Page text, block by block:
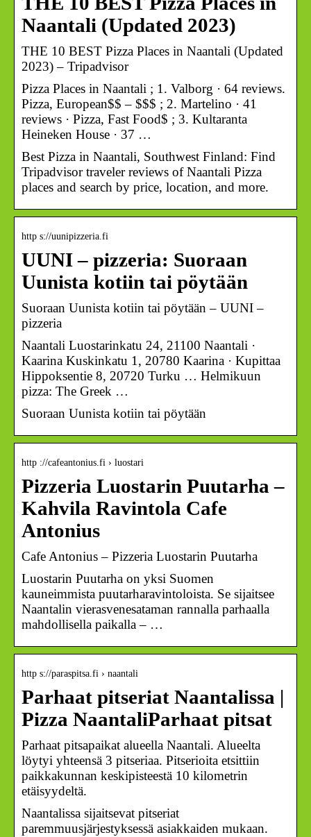
Naantali (Updated 2023)
THE 10 BEST Pizza Places in Naantali (Updated
2023) – Tripadvisor
Pizza Places in Naantali ; 1. Valborg · 64 reviews.
Pizza, European$$ – $$$ ; 2. Martelino · 41
reviews · Pizza, Fast Food$ ; 3. Kultaranta
Heineken House · 37 …
Best Pizza in Naantali, Southwest Finland: Find
Tripadvisor traveler reviews of Naantali Pizza
places and search by price, location, and more.
http s://uunipizzeria.fi
UUNI – pizzeria: Suoraan
Uunista kotiin tai pöytään
Suoraan Uunista kotiin tai pöytään – UUNI –
pizzeria
Naantali Luostarinkatu 24, 21100 Naantali ·
Kaarina Kuskinkatu 1, 20780 Kaarina · Kupittaa
Hippoksentie 8, 20720 Turku … Helmikuun
pizza: The Greek …
Suoraan Uunista kotiin tai pöytään
http ://cafeantonius.fi › luostari
Pizzeria Luostarin Puutarha –
Kahvila Ravintola Cafe
Antonius
Cafe Antonius – Pizzeria Luostarin Puutarha
Luostarin Puutarha on yksi Suomen
kauneimmista puutarharavintoloista. Se sijaitsee
Naantalin vierasvenesataman rannalla parhaalla
mahdollisella paikalla – …
http s://paraspitsa.fi › naantali
Parhaat pitseriat Naantalissa |
Pizza NaantaliParhaat pitsat
Parhaat pitsapaikat alueella Naantali. Alueelta
löytyi yhteensä 3 pitseriaa. Pitserioita etsittiin
paikkakunnan keskipisteestä 10 kilometrin
etäisyydeltä.
Naantalissa sijaitsevat pitseriat
paremmuusjärjestyksessä asiakkaiden mukaan.